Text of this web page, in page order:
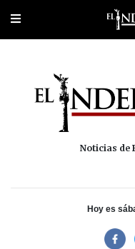
Portada Los
Noticias de
Hoy es